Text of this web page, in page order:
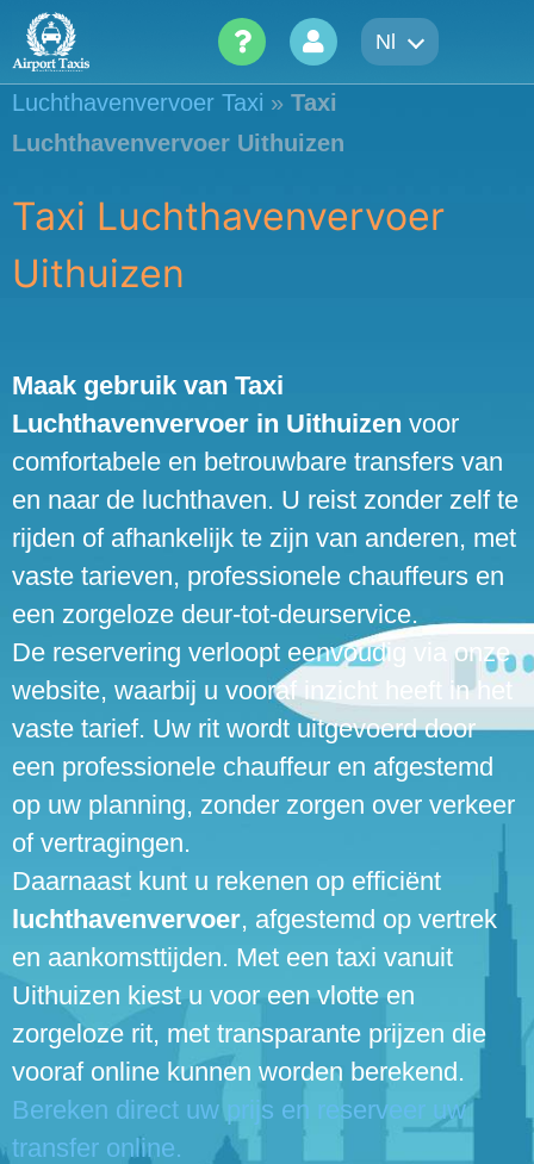
Skip
content
Nl
Luchthavenvervoer Taxi » Taxi
Luchthavenvervoer Uithuizen
Taxi Luchthavenvervoer
Uithuizen
Maak gebruik van Taxi
Luchthavenvervoer in Uithuizen voor
comfortabele en betrouwbare transfers van
en naar de luchthaven. U reist zonder zelf te
rijden of afhankelijk te zijn van anderen, met
vaste tarieven, professionele chauffeurs en
een zorgeloze deur-tot-deurservice.
De reservering verloopt eenvoudig via onze
website, waarbij u vooraf inzicht heeft in het
vaste tarief. Uw rit wordt uitgevoerd door
een professionele chauffeur en afgestemd
op uw planning, zonder zorgen over verkeer
of vertragingen.
Daarnaast kunt u rekenen op efficiënt
luchthavenvervoer, afgestemd op vertrek
en aankomsttijden. Met een taxi vanuit
Uithuizen kiest u voor een vlotte en
zorgeloze rit, met transparante prijzen die
vooraf online kunnen worden berekend.
Bereken direct uw prijs en reserveer uw
transfer online.